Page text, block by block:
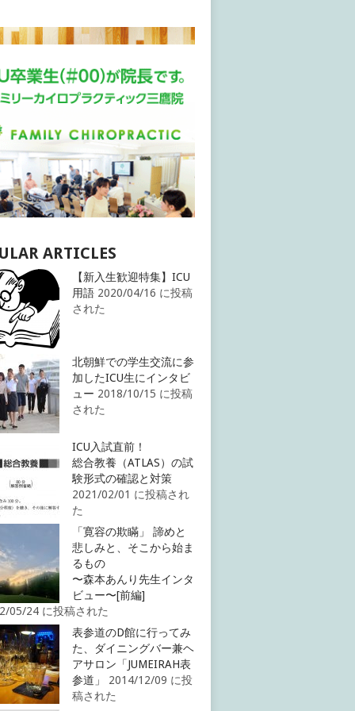
ARTICLES
【新入生歓迎特集】ICU
用語 2020/04/16 に投稿
された
北朝鮮での学生交流に参
加したICU生にインタビ
ュー 2018/10/15 に投稿
された
ICU入試直前！
総合教養（ATLAS）の試
験形式の確認と対策
2021/02/01 に投稿され
た
「寛容の欺瞞」 諦めと
悲しみと、そこから始ま
るもの
〜森本あんり先生インタ
ビュー〜[前編]
05/24 に投稿された
表参道のD館に行ってみ
た、ダイニングバー兼ヘ
アサロン「JUMEIRAH表
参道」
2014/12/09 に投
稿された